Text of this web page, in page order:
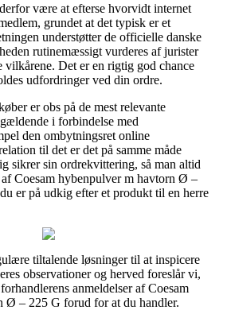
være at efterse hvorvidt internet
grundet at det typisk er et
understøtter de officielle danske
rutinemæssigt vurderes af jurister
vilkårene. Det er en rigtig god chance
udfordringer ved din ordre.
er obs på de mest relevante
i forbindelse med
den ombytningsret online
til det er det på samme måde
sikrer sin ordrekvittering, så man altid
Coesam hybenpulver m havtorn Ø –
er på udkig efter et produkt til en herre
tiltalende løsninger til at inspicere
observationer og herved foreslår vi,
anmeldelser af Coesam
Ø – 225 G forud for at du handler.